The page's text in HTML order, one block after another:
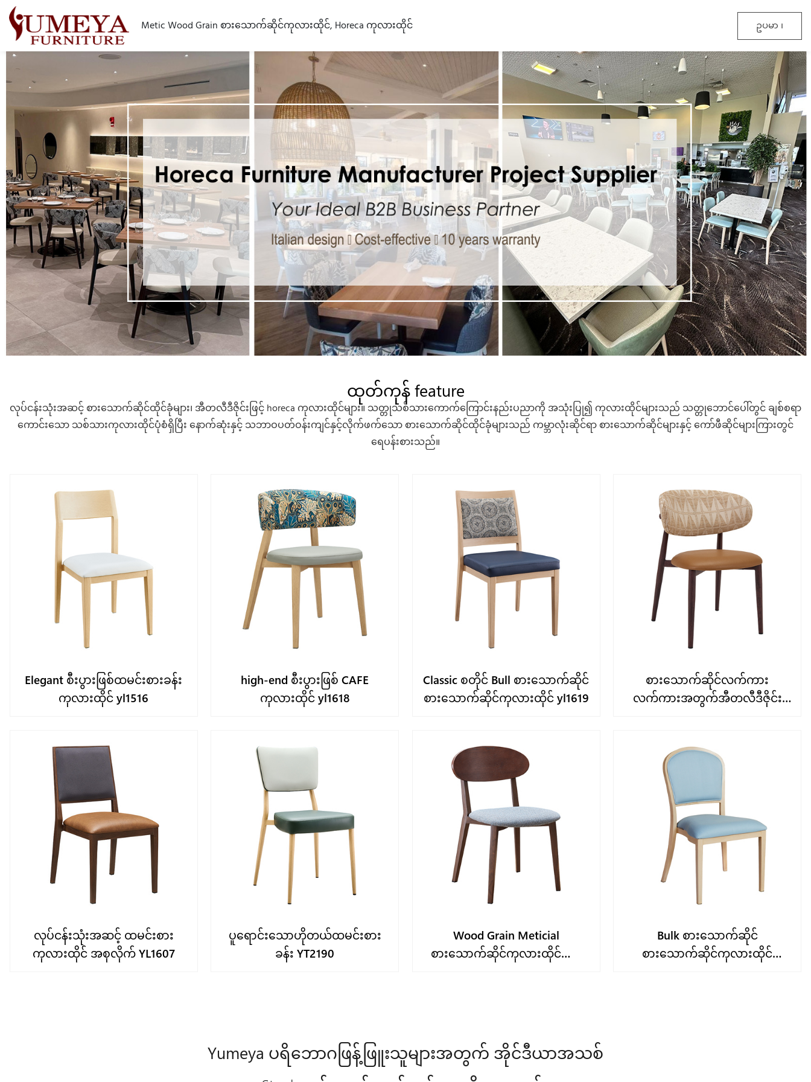
Metic Wood Grain စားသောက်ဆိုင်ကုလားထိုင်, Horeca ကုလားထိုင် ဥပမာ ၊
ထုတ်ကုန် feature
လုပ်ငန်းသုံးအဆင့် စားသောက်ဆိုင်ထိုင်ခုံများ၊ အီတလီဒီဇိုင်းဖြင့် horeca ကုလားထိုင်များ။ သတ္တုသစ်သားကောက်ကြောင်းနည်းပညာကို အသုံးပြု၍ ကုလားထိုင်များသည် သတ္တုဘောင်ပေါ်တွင် ချစ်စရာ
ကောင်းသော သစ်သားကုလားထိုင်ပုံစံရှိပြီး နောက်ဆုံးနှင့် သဘာဝပတ်ဝန်းကျင်နှင့်လိုက်ဖက်သော စားသောက်ဆိုင်ထိုင်ခုံများသည် ကမ္ဘာလုံးဆိုင်ရာ စားသောက်ဆိုင်များနှင့် ကော်ဖီဆိုင်များကြားတွင်
ရေပန်းစားသည်။
Elegant စီးပွားဖြစ်ထမင်းစားခန်း
ကုလားထိုင် yl1516
high-end စီးပွားဖြစ် CAFE
ကုလားထိုင် yl1618
Classic စတိုင် Bull စားသောက်ဆိုင်
စားသောက်ဆိုင်ကုလားထိုင် yl1619
စားသောက်ဆိုင်လက်ကား
လက်ကားအတွက်အီတလီဒီဇိုင်း
လုပ်ငန်းသုံးအဆင့် ထမင်းစား
ကုလားထိုင် အစုလိုက် YL1607
ပူရောင်းသောဟိုတယ်ထမင်းစား
ခန်း YT2190
Wood Grain Meticial
စားသောက်ဆိုင်ကုလားထိုင်များ
Bulk စားသောက်ဆိုင်
စားသောက်ဆိုင်ကုလားထိုင်
Yumeya ပရိဘောဂဖြန့်ဖြူးသူများအတွက် အိုင်ဒီယာအသစ်